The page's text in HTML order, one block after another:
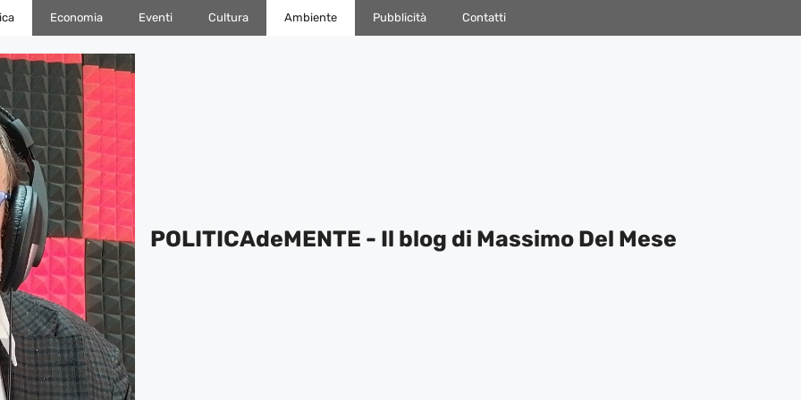
Economia Eventi Cultura Ambiente Pubblicità Contatti
POLITICAdeMENTE - Il blog di Massimo Del Mese